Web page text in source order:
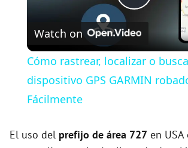
P
a
Watch on
Cómo rastrear, localizar o
dispositivo GPS GARMIN
Fácilmente
El uso del prefijo de área 727 en